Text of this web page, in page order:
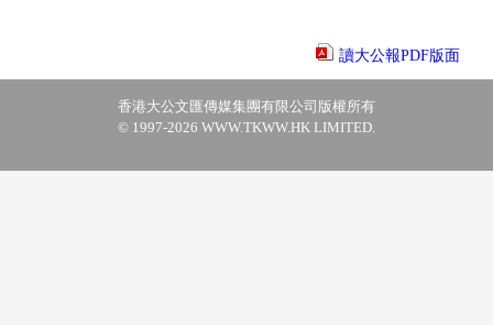
讀大公報PDF版面
香港大公文匯傳媒集團有限公司版權所有
© 1997-2026 WWW.TKWW.HK LIMITED.